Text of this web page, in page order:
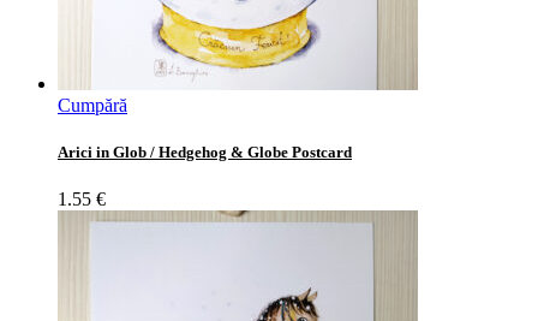
Cumpără
Arici in Glob / Hedgehog & Globe Postcard
1.55 €